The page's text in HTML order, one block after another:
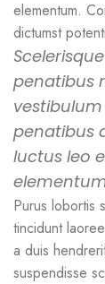
elementum.
dictumst
penatibus
penatibus
luctus leo
Purus lobortis
tincidunt
a duis
suspendisse